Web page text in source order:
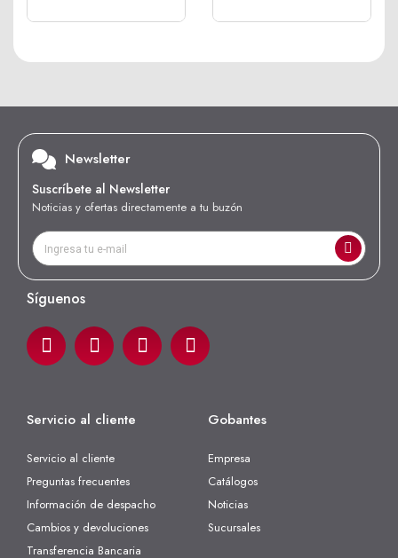
Newsletter
Suscríbete al Newsletter
Noticias y ofertas directamente a tu buzón
Síguenos
Servicio al cliente
Servicio al cliente
Preguntas frecuentes
Información de despacho
Cambios y devoluciones
Transferencia Bancaria
Gobantes
Empresa
Catálogos
Noticias
Sucursales